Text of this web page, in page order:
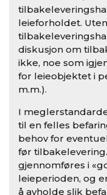
leieforholdet.
diskusjon om
ikke, noe som
for leieobjektet i
m.m.).
I
til en felles
behov for
før
gjennomføres i
leieperioden, og
å avholde slik